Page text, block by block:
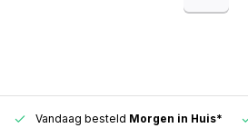
Vandaag besteld Morgen in Huis*